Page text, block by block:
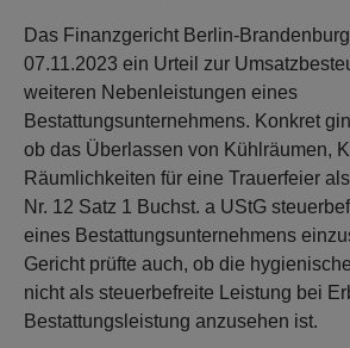
Das Finanzgericht Berlin-
07.11.2023 ein Urteil zur
weiteren Nebenleistungen eines
Bestattungsunternehmens. Konkret
ob das Überlassen von Kühlräumen,
Räumlichkeiten für eine Trauerfeier
Nr. 12 Satz 1 Buchst. a UStG
eines Bestattungsunternehmens
Gericht prüfte auch, ob die
nicht als steuerbefreite Leistung bei
Bestattungsleistung anzusehen ist.